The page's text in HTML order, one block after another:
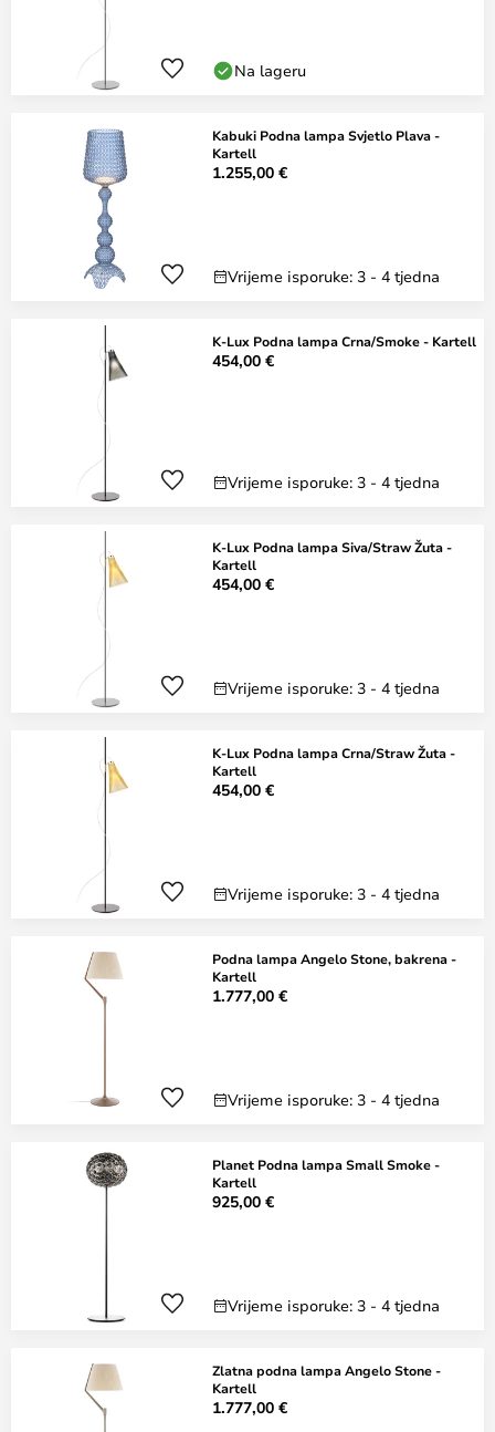
Na lageru
Kabuki Podna lampa Svjetlo Plava -
Kartell
1.255,00 €
Vrijeme isporuke: 3 - 4 tjedna
K-Lux Podna lampa Crna/Smoke - Kartell
454,00 €
Vrijeme isporuke: 3 - 4 tjedna
K-Lux Podna lampa Siva/Straw Žuta -
Kartell
454,00 €
Vrijeme isporuke: 3 - 4 tjedna
K-Lux Podna lampa Crna/Straw Žuta -
Kartell
454,00 €
Vrijeme isporuke: 3 - 4 tjedna
Podna lampa Angelo Stone, bakrena -
Kartell
1.777,00 €
Vrijeme isporuke: 3 - 4 tjedna
Planet Podna lampa Small Smoke -
Kartell
925,00 €
Vrijeme isporuke: 3 - 4 tjedna
Zlatna podna lampa Angelo Stone -
Kartell
1.777,00 €